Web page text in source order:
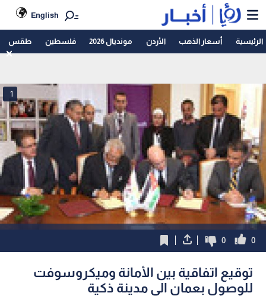
English
الرئيسية أسعار الذهب الأردن مونديال 2026 فلسطين طقس
1
0
0
توقيع اتفاقية بين الأمانة وميكروسوفت
للوصول بعمان الى مدينة ذكية